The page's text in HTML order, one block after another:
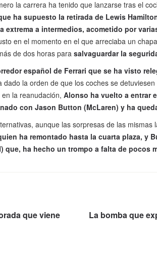
la carrera ha tenido que lanzarse tras el
ha supuesto la retirada de Lewis
extrema a intermedios, acometido por
en el momento en el que arreciaba un
de dos horas para salvaguardar la
español de Ferrari que se ha visto
dado la orden de que los coches se
la reanudación, Alonso ha vuelto a entrar
con Jason Button (McLaren) y ha
aunque las sorpresas de las mismas
ha remontado hasta la cuarta plaza, y
que, ha hecho un trompo a falta de pocos
que viene
La bomba que